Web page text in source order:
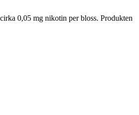
0,05 mg nikotin per bloss. Produkten